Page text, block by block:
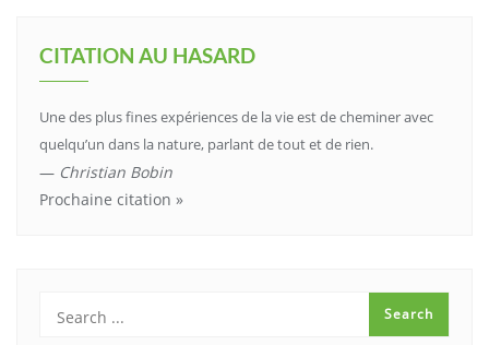
CITATION AU HASARD
Une des plus fines expériences de la vie est de cheminer avec
quelqu’un dans la nature, parlant de tout et de rien.
— Christian Bobin
Prochaine citation »